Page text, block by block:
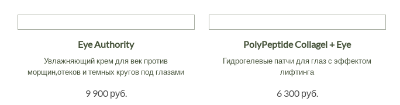
Eye Authority
Увлажняющий крем для век против
морщин,отеков и темных кругов под глазами
9 900 руб.
PolyPeptide Collagel + Eye
Гидрогелевые патчи для глаз с эффектом
лифтинга
6 300 руб.